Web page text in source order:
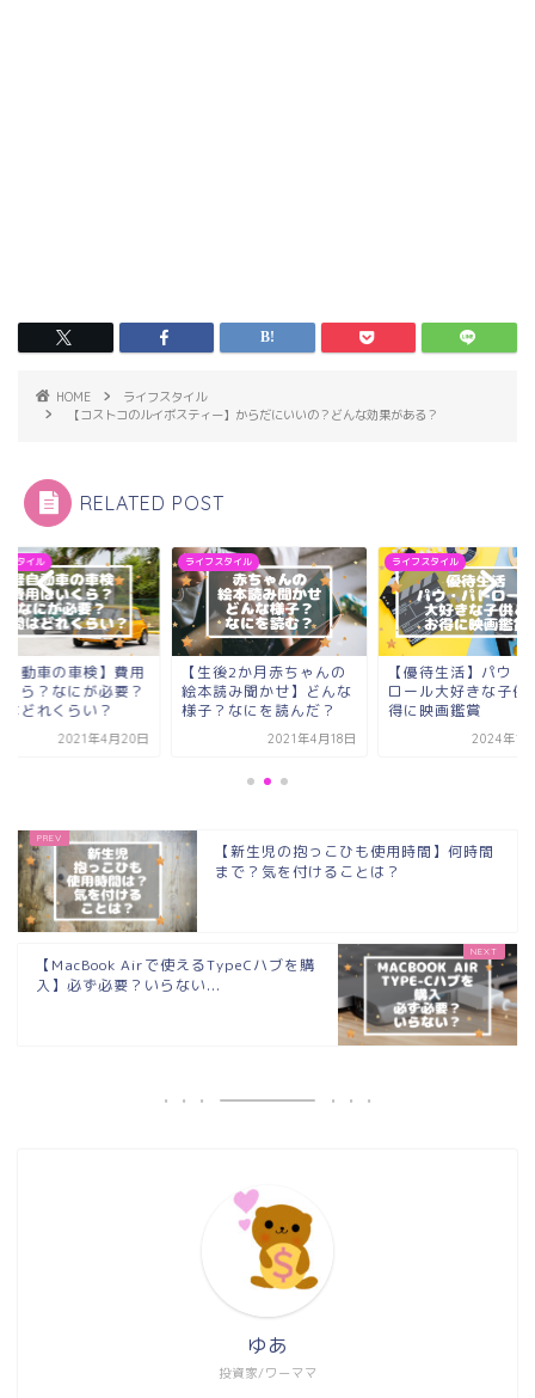
HOME
ライフスタイル
【コストコのルイボスティー】からだにいいの？どんな効果がある？
RELATED POST
スタイル
自動車の車検】費用
くら？なにが必要？
はどれくらい？
2021年4月20日
ライフスタイル
【生後2か月赤ちゃんの
絵本読み聞かせ】どんな
様子？なにを読んだ？
2021年4月18日
ライフスタイル
【優待生活】パウ・
ロール大好きな子供
得に映画鑑賞
2024年1
【新生児の抱っこひも使用時間】何時間
まで？気を付けることは？
【MacBook Airで使えるTypeCハブを購
入】必ず必要？いらない...
投資家/ワーママ
ゆあ